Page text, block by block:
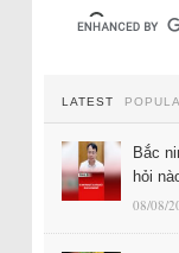
LATEST
Bắc
hỏi
08/08/